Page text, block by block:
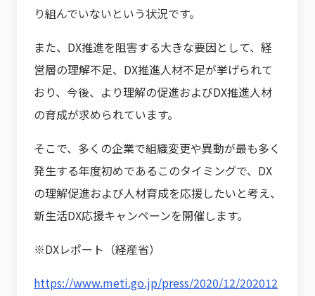
り組んでいないという状況です。
また、DX推進を阻害する大きな要因として、経
営層の理解不足、DX推進人材不足が挙げられて
おり、今後、より理解の促進およびDX推進人材
の育成が求められています。
そこで、多くの企業で組織変更や異動が最も多く
発生する年度初めであるこのタイミングで、DX
の理解促進および人材育成を応援したいと考え、
新生活DX応援キャンペーンを開催します。
※DXレポート（経産省）
https://www.meti.go.jp/press/2020/12/202012